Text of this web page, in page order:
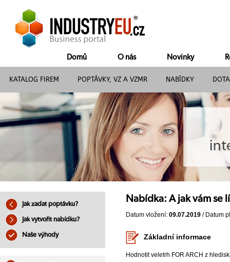
Domů O nás Novinky
KATALOG FIREM POPTÁVKY, VZ A VZMR NABÍDKY
Jak zadat poptávku?
Jak vytvořit nabídku?
Naše výhody
Nabídka: A jak vám se
Datum vložení: 09.07.2019 / Datum
Základní informace
Hodnotit veletrh FOR ARCH z